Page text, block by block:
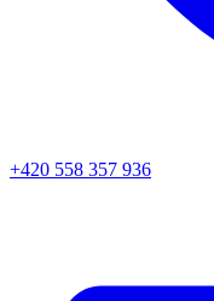
+420 558 357 936